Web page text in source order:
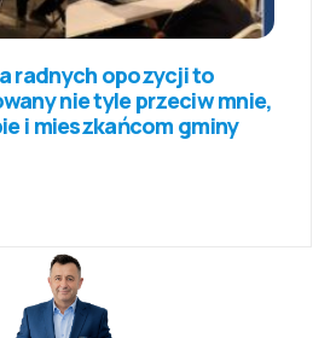
radnych opozycji to
nie tyle przeciw mnie,
i mieszkańcom gminy